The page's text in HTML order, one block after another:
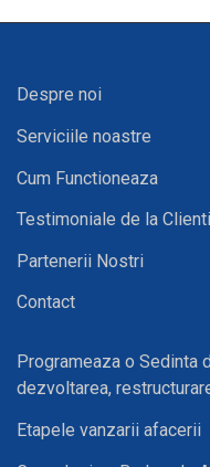
Despre noi
Serviciile noastre
Cum Functioneaza
Testimoniale de la Clienti
Partenerii Nostri
Contact
Programeaza o Sedinta
dezvoltarea,
Etapele vanzarii afacerii